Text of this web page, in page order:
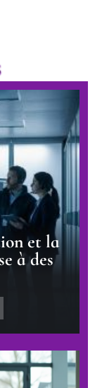
et la
à des